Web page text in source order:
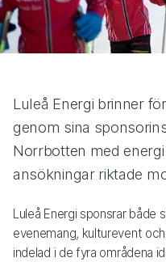
Luleå Energi brinner
genom sina
Norrbotten med
ansökningar riktade
Luleå Energi sponsrar både
evenemang, kulturevent
indelad i de fyra områdena